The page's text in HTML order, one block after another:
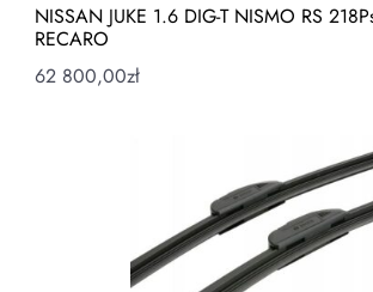
NISSAN JUKE 1.6 DIG-T NISMO RS
RECARO
62 800,00zł